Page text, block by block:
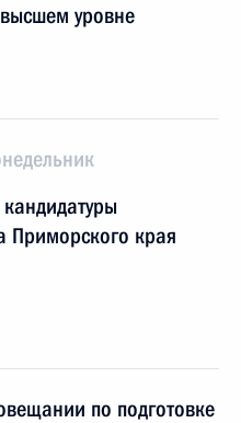
уровне
Приморского края
по подготовке